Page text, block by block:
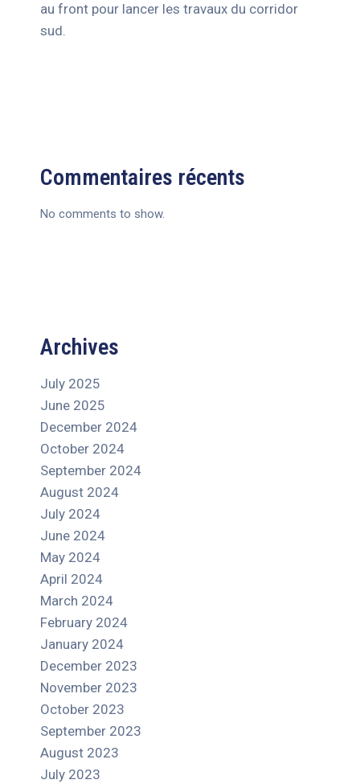
au front pour lancer les travaux du corridor
sud.
Commentaires récents
No comments to show.
Archives
July 2025
June 2025
December 2024
October 2024
September 2024
August 2024
July 2024
June 2024
May 2024
April 2024
March 2024
February 2024
January 2024
December 2023
November 2023
October 2023
September 2023
August 2023
July 2023